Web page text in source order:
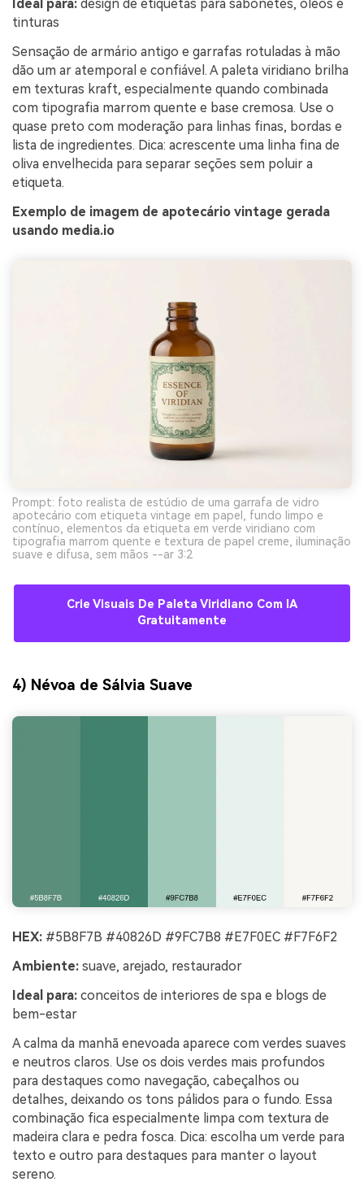
Ideal para: design de etiquetas para sabonetes, óleos e
tinturas
Sensação de armário antigo e garrafas rotuladas à mão
dão um ar atemporal e confiável. A paleta viridiano brilha
em texturas kraft, especialmente quando combinada
com tipografia marrom quente e base cremosa. Use o
quase preto com moderação para linhas finas, bordas e
lista de ingredientes. Dica: acrescente uma linha fina de
oliva envelhecida para separar seções sem poluir a
etiqueta.
Exemplo de imagem de apotecário vintage gerada
usando media.io
Prompt: foto realista de estúdio de uma garrafa de vidro
apotecário com etiqueta vintage em papel, fundo limpo e
contínuo, elementos da etiqueta em verde viridiano com
tipografia marrom quente e textura de papel creme, iluminação
suave e difusa, sem mãos --ar 3:2
Crie Visuais De Paleta Viridiano Com IA
Gratuitamente
4) Névoa de Sálvia Suave
HEX: #5B8F7B #40826D #9FC7B8 #E7F0EC #F7F6F2
Ambiente: suave, arejado, restaurador
Ideal para: conceitos de interiores de spa e blogs de
bem-estar
A calma da manhã enevoada aparece com verdes suaves
e neutros claros. Use os dois verdes mais profundos
para destaques como navegação, cabeçalhos ou
detalhes, deixando os tons pálidos para o fundo. Essa
combinação fica especialmente limpa com textura de
madeira clara e pedra fosca. Dica: escolha um verde para
texto e outro para destaques para manter o layout
sereno.